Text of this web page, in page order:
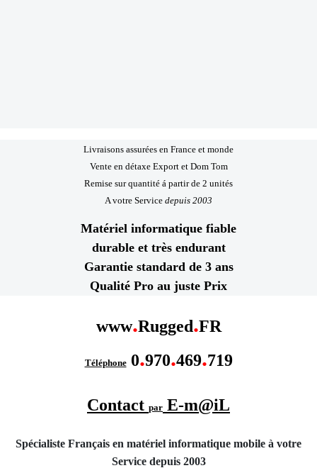
Livraisons assurées en France et monde
Vente en détaxe Export et Dom Tom
Remise sur quantité á partir de 2 unités
A votre Service depuis 2003
Matériel informatique fiable
durable et très endurant
Garantie standard de 3 ans
Qualité Pro au juste Prix
www.Rugged.FR
Téléphone0.970.469.719
Contact par E-m@iL
Spécialiste Français en matériel informatique mobile à votre
Service depuis 2003